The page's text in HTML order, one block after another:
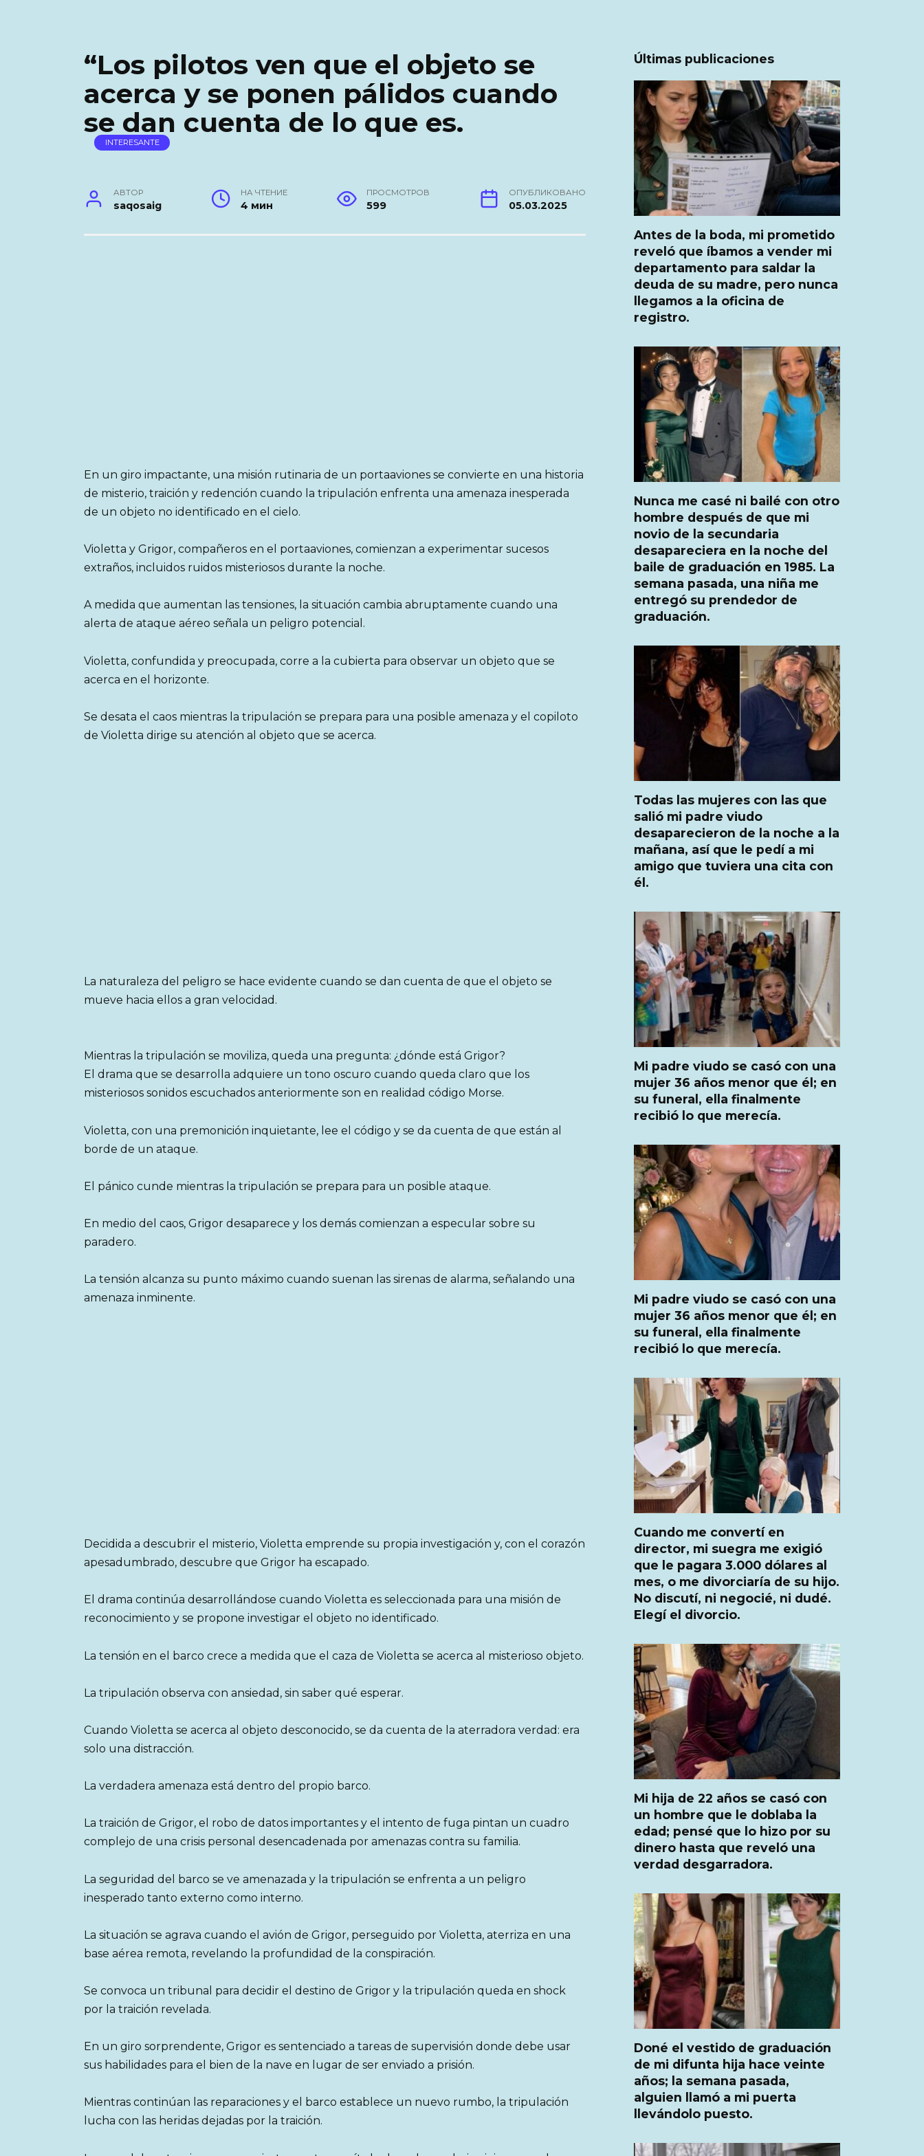
“Los pilotos ven que el objeto se
acerca y se ponen pálidos cuando
se dan cuenta de lo que es.
INTERESANTE
АВТОР
saqosaig
НА ЧТЕНИЕ
4 мин
ПРОСМОТРОВ
599
ОПУБЛИКОВАНО
05.03.2025
En un giro impactante, una misión rutinaria de un portaaviones se convierte en una historia
de misterio, traición y redención cuando la tripulación enfrenta una amenaza inesperada
de un objeto no identificado en el cielo.
Violetta y Grigor, compañeros en el portaaviones, comienzan a experimentar sucesos
extraños, incluidos ruidos misteriosos durante la noche.
A medida que aumentan las tensiones, la situación cambia abruptamente cuando una
alerta de ataque aéreo señala un peligro potencial.
Violetta, confundida y preocupada, corre a la cubierta para observar un objeto que se
acerca en el horizonte.
Se desata el caos mientras la tripulación se prepara para una posible amenaza y el copiloto
de Violetta dirige su atención al objeto que se acerca.
La naturaleza del peligro se hace evidente cuando se dan cuenta de que el objeto se
mueve hacia ellos a gran velocidad.
Mientras la tripulación se moviliza, queda una pregunta: ¿dónde está Grigor?
El drama que se desarrolla adquiere un tono oscuro cuando queda claro que los
misteriosos sonidos escuchados anteriormente son en realidad código Morse.
Violetta, con una premonición inquietante, lee el código y se da cuenta de que están al
borde de un ataque.
El pánico cunde mientras la tripulación se prepara para un posible ataque.
En medio del caos, Grigor desaparece y los demás comienzan a especular sobre su
paradero.
La tensión alcanza su punto máximo cuando suenan las sirenas de alarma, señalando una
amenaza inminente.
Decidida a descubrir el misterio, Violetta emprende su propia investigación y, con el corazón
apesadumbrado, descubre que Grigor ha escapado.
El drama continúa desarrollándose cuando Violetta es seleccionada para una misión de
reconocimiento y se propone investigar el objeto no identificado.
La tensión en el barco crece a medida que el caza de Violetta se acerca al misterioso objeto.
La tripulación observa con ansiedad, sin saber qué esperar.
Cuando Violetta se acerca al objeto desconocido, se da cuenta de la aterradora verdad: era
solo una distracción.
La verdadera amenaza está dentro del propio barco.
La traición de Grigor, el robo de datos importantes y el intento de fuga pintan un cuadro
complejo de una crisis personal desencadenada por amenazas contra su familia.
La seguridad del barco se ve amenazada y la tripulación se enfrenta a un peligro
inesperado tanto externo como interno.
La situación se agrava cuando el avión de Grigor, perseguido por Violetta, aterriza en una
base aérea remota, revelando la profundidad de la conspiración.
Se convoca un tribunal para decidir el destino de Grigor y la tripulación queda en shock
por la traición revelada.
En un giro sorprendente, Grigor es sentenciado a tareas de supervisión donde debe usar
sus habilidades para el bien de la nave en lugar de ser enviado a prisión.
Mientras continúan las reparaciones y el barco establece un nuevo rumbo, la tripulación
lucha con las heridas dejadas por la traición.
Últimas publicaciones
Antes de la boda, mi prometido
reveló que íbamos a vender mi
departamento para saldar la
deuda de su madre, pero nunca
llegamos a la oficina de
registro.
Nunca me casé ni bailé con otro
hombre después de que mi
novio de la secundaria
desapareciera en la noche del
baile de graduación en 1985. La
semana pasada, una niña me
entregó su prendedor de
graduación.
Todas las mujeres con las que
salió mi padre viudo
desaparecieron de la noche a la
mañana, así que le pedí a mi
amigo que tuviera una cita con
él.
Mi padre viudo se casó con una
mujer 36 años menor que él; en
su funeral, ella finalmente
recibió lo que merecía.
Mi padre viudo se casó con una
mujer 36 años menor que él; en
su funeral, ella finalmente
recibió lo que merecía.
Cuando me convertí en
director, mi suegra me exigió
que le pagara 3.000 dólares al
mes, o me divorciaría de su hijo.
No discutí, ni negocié, ni dudé.
Elegí el divorcio.
Mi hija de 22 años se casó con
un hombre que le doblaba la
edad; pensé que lo hizo por su
dinero hasta que reveló una
verdad desgarradora.
Doné el vestido de graduación
de mi difunta hija hace veinte
años; la semana pasada,
alguien llamó a mi puerta
llevándolo puesto.